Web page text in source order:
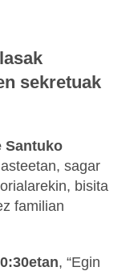
sekretuak
Santuko
sagar
bisita
familian
, “Egin